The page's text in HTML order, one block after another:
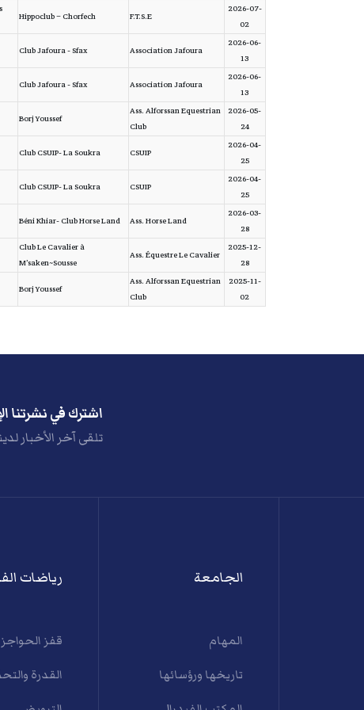
2026-07-
02
F.T.S.E
Hippoclub – Chorfech
2026-06-
13
Association Jafoura
Club Jafoura - Sfax
2026-06-
13
Association Jafoura
Club Jafoura - Sfax
2026-05-
24
Ass. Alforssan Equestrian
Club
Borj Youssef
2026-04-
25
CSUIP
Club CSUIP- La Soukra
2026-04-
25
CSUIP
Club CSUIP- La Soukra
2026-03-
28
Ass. Horse Land
Béni Khiar- Club Horse Land
2025-12-
28
Ass. Équestre Le Cavalier
Club Le Cavalier à
M’saken~Sousse
2025-11-
02
Ass. Alforssan Equestrian
Club
Borj Youssef
اشترك في نشرتنا
تلقى آخر الأخبار
الجامعة
المهام
تاريخها ورؤسائها
رياضات
قفز الحواجز
القدرة